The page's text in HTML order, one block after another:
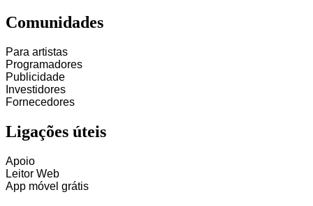
Comunidades
Para artistas
Programadores
Publicidade
Investidores
Fornecedores
Ligações úteis
Apoio
Leitor Web
App móvel grátis